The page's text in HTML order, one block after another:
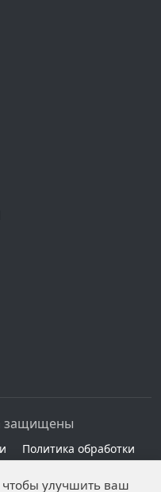
защищены
Политика обработки
данных
на сайте при
чтобы улучшить ваш